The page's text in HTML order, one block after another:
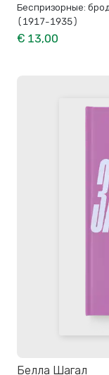
Беспризорные:
(1917-1935)
€ 13,00
Белла Шагал